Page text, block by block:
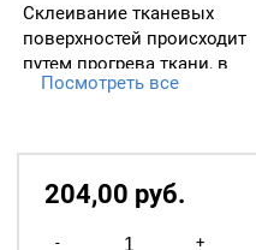
Склеивание тканевых
поверхностей происходит
путем прогрева ткани, в
результате
склеивают его между
Посмотреть все
204,00 руб.
- +